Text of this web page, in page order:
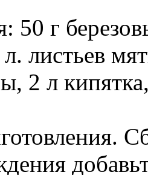
50 г
листьев
2 л